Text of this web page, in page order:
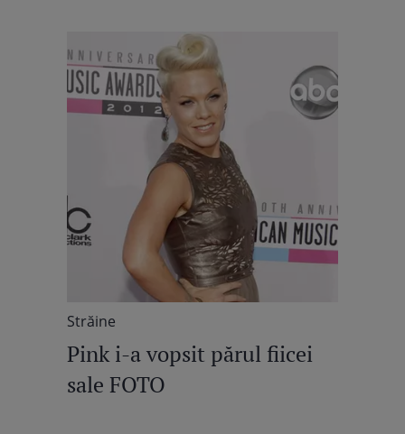
Străine
Pink i-a vopsit părul fiicei
sale FOTO